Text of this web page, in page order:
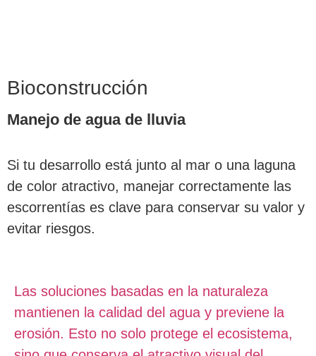
Bioconstrucción
Manejo de agua de lluvia
Si tu desarrollo está junto al mar o una laguna
de color atractivo, manejar correctamente las
escorrentías es clave para conservar su valor y
evitar riesgos.
Las soluciones basadas en la naturaleza
mantienen la calidad del agua y previene la
erosión. Esto no solo protege el ecosistema,